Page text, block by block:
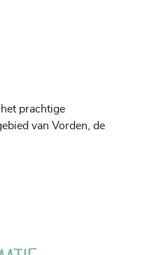
prachtige
van Vorden, de